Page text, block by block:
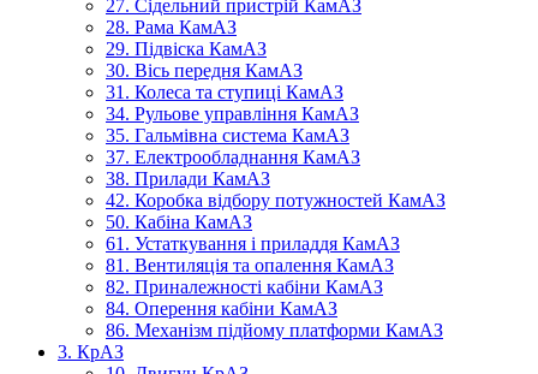
27. Сідельний пристрій КамАЗ
28. Рама КамАЗ
29. Підвіска КамАЗ
30. Вісь передня КамАЗ
31. Колеса та ступиці КамАЗ
34. Рульове управління КамАЗ
35. Гальмівна система КамАЗ
37. Електрообладнання КамАЗ
38. Прилади КамАЗ
42. Коробка відбору потужностей КамАЗ
50. Кабіна КамАЗ
61. Устаткування і приладдя КамАЗ
81. Вентиляція та опалення КамАЗ
82. Приналежності кабіни КамАЗ
84. Оперення кабіни КамАЗ
86. Механізм підйому платформи КамАЗ
3. КрАЗ